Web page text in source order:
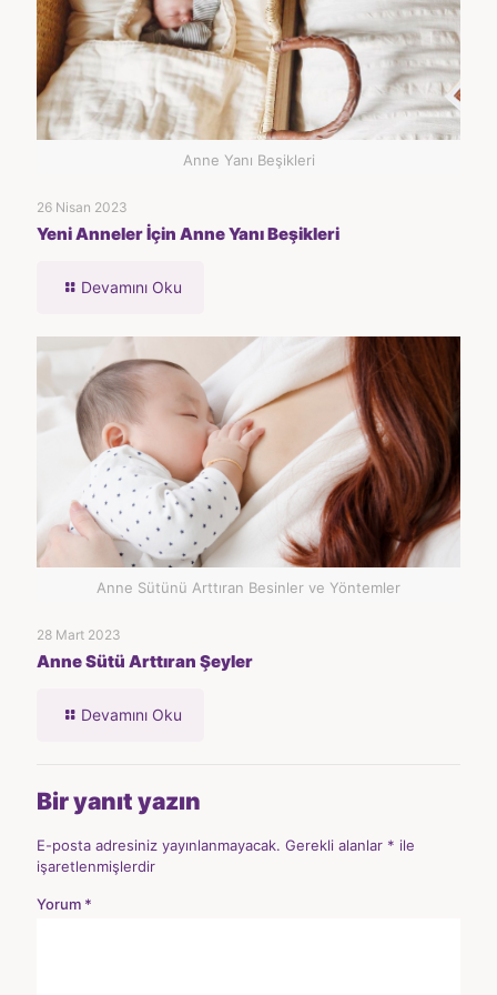
Anne Yanı Beşikleri
26 Nisan 2023
Yeni Anneler İçin Anne Yanı Beşikleri
Devamını Oku
Anne Sütünü Arttıran Besinler ve Yöntemler
28 Mart 2023
Anne Sütü Arttıran Şeyler
Devamını Oku
Bir yanıt yazın
E-posta adresiniz yayınlanmayacak. Gerekli alanlar * ile
işaretlenmişlerdir
Yorum *